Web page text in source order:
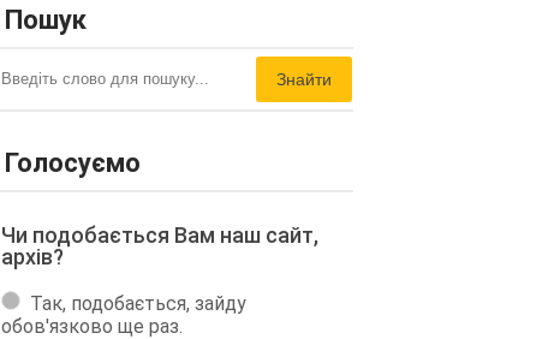
Пошук
Знайти
Голосуємо
Чи подобається Вам наш сайт,
архів?
Так, подобається, зайду
обов'язково ще раз.